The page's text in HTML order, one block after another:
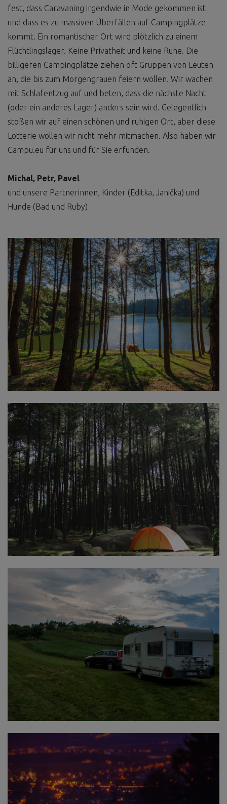
fest, dass Caravaning irgendwie in Mode gekommen ist
und dass es zu massiven Überfällen auf Campingplätze
kommt. Ein romantischer Ort wird plötzlich zu einem
Flüchtlingslager. Keine Privatheit und keine Ruhe. Die
billigeren Campingplätze ziehen oft Gruppen von Leuten
an, die bis zum Morgengrauen feiern wollen. Wir wachen
mit Schlafentzug auf und beten, dass die nächste Nacht
(oder ein anderes Lager) anders sein wird. Gelegentlich
stoßen wir auf einen schönen und ruhigen Ort, aber diese
Lotterie wollen wir nicht mehr mitmachen. Also haben wir
Campu.eu für uns und für Sie erfunden.
Michal, Petr, Pavel
und unsere Partnerinnen, Kinder (Editka, Janička) und
Hunde (Bad und Ruby)